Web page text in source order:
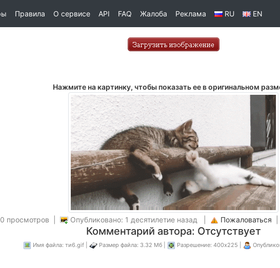
Правила О сервисе API FAQ Жалоба Реклама RU EN
Нажмите на картинку, чтобы показать ее в оригинальном
просмотров | Опубликовано: 1 десятилетие назад | Пожаловаться
Комментарий автора: Отсутствует
Имя файла: ти6.gif | Размер файла: 3.32 Мб | Разрешение: 400x225 |